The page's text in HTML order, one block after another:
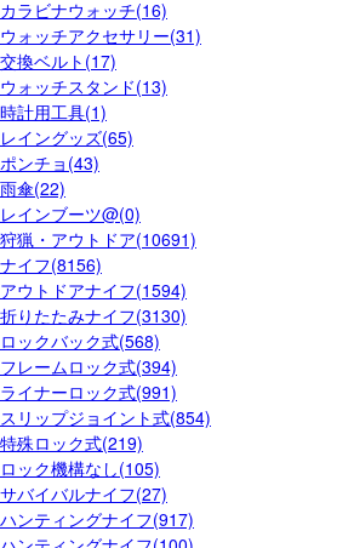
カラビナウォッチ(16)
ウォッチアクセサリー(31)
交換ベルト(17)
ウォッチスタンド(13)
時計用工具(1)
レイングッズ(65)
ポンチョ(43)
雨傘(22)
レインブーツ@(0)
狩猟・アウトドア(10691)
ナイフ(8156)
アウトドアナイフ(1594)
折りたたみナイフ(3130)
ロックバック式(568)
フレームロック式(394)
ライナーロック式(991)
スリップジョイント式(854)
特殊ロック式(219)
ロック機構なし(105)
サバイバルナイフ(27)
ハンティングナイフ(917)